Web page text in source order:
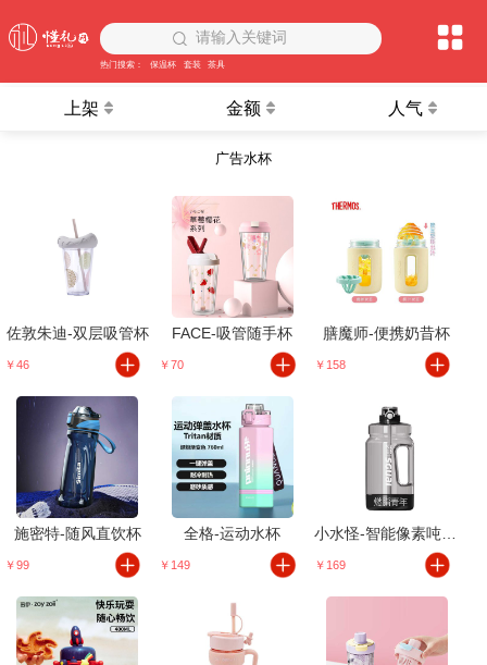
请输入关键词
热门搜索： 保温杯 套装 茶具
上架 金额 人气
广告水杯
佐敦朱迪-双层吸管杯
￥46
FACE-吸管随手杯
￥70
膳魔师-便携奶昔杯
￥158
施密特-随风直饮杯
￥99
全格-运动水杯
￥149
小水怪-智能像素吨吨桶
￥169